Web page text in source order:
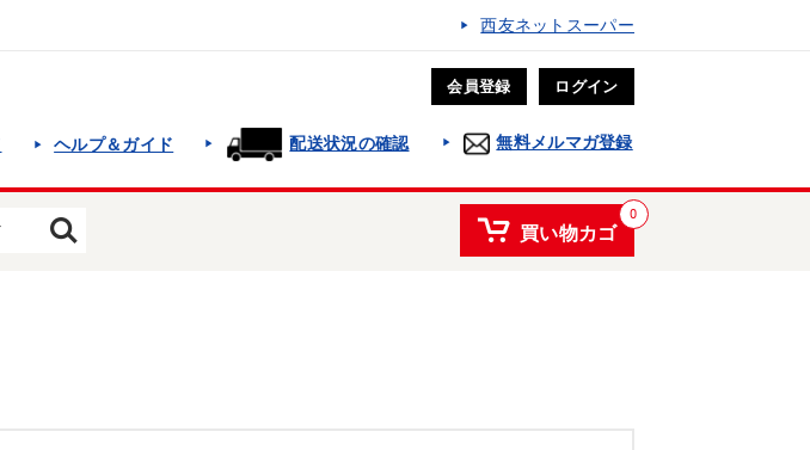
西友ネットスーパー
会員登録 ログイン
ヘルプ＆ガイド 配送状況の確認 無料メルマガ登録
0
買い物カゴ